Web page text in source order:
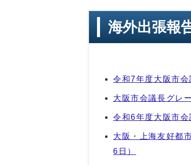
海外出張報
令和7年度大阪市
大阪市会議長グレ
令和6年度大阪市
大阪・上海友好都
6日）